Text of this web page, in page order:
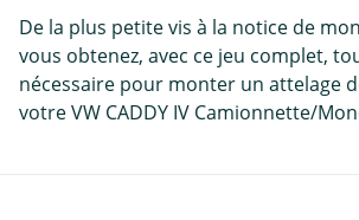
De la plus petite vis à la notice de
vous obtenez, avec ce jeu complet,
nécessaire pour monter un attelage
votre VW CADDY IV Camionnette/